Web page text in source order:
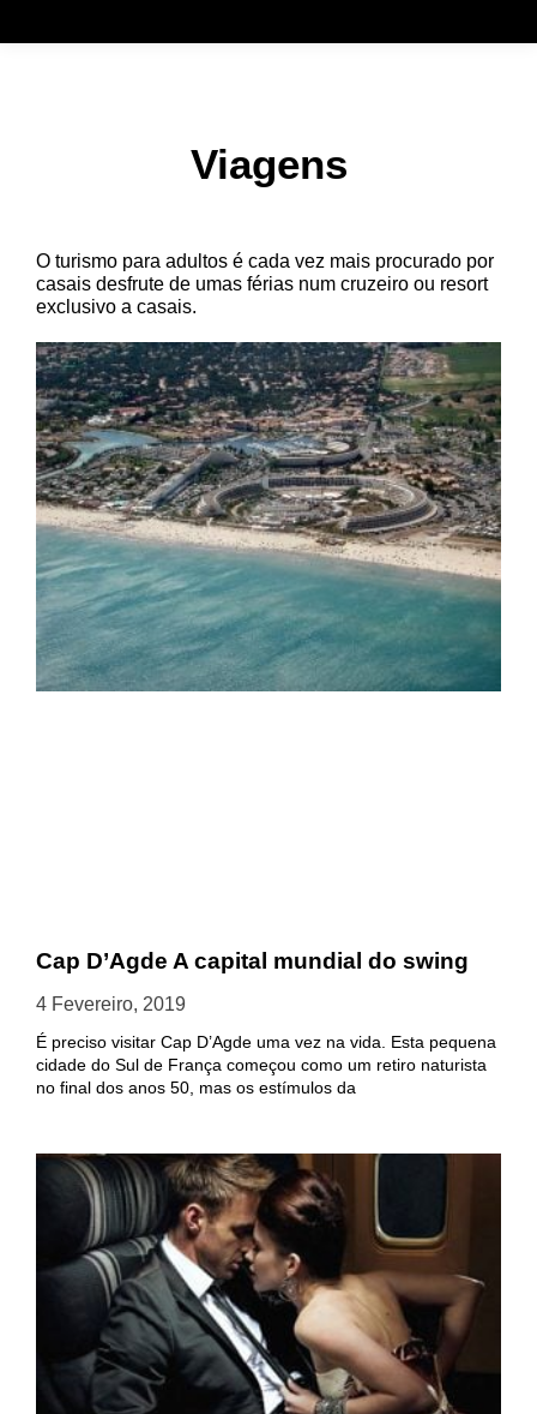
Viagens
O turismo para adultos é cada vez mais procurado por
casais desfrute de umas férias num cruzeiro ou resort
exclusivo a casais.
Cap D’Agde A capital mundial do swing
4 Fevereiro, 2019
É preciso visitar Cap D’Agde uma vez na vida. Esta pequena
cidade do Sul de França começou como um retiro naturista
no final dos anos 50, mas os estímulos da